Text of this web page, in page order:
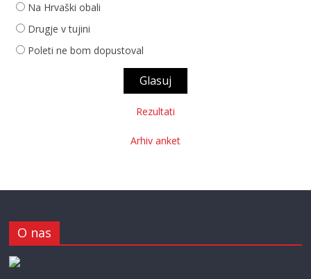
Na Hrvaški obali
Drugje v tujini
Poleti ne bom dopustoval
Rezultati
Arhiv anket
O nas